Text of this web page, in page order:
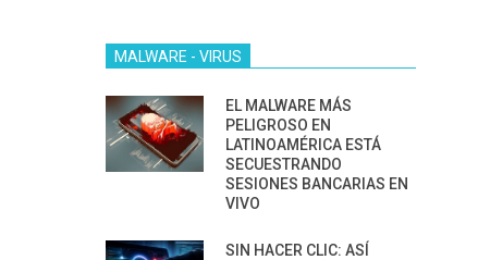
MALWARE - VIRUS
EL MALWARE MÁS
PELIGROSO EN
LATINOAMÉRICA ESTÁ
SECUESTRANDO
SESIONES BANCARIAS EN
VIVO
SIN HACER CLIC: ASÍ